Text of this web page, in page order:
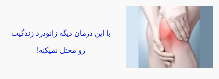
با این درمان دیگه زانودرد زندگیت
رو مختل نمیکنه!